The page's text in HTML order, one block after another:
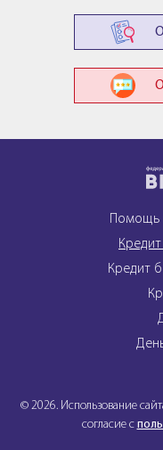
Помощь
Кредит
© 2026. Использование
согласие с